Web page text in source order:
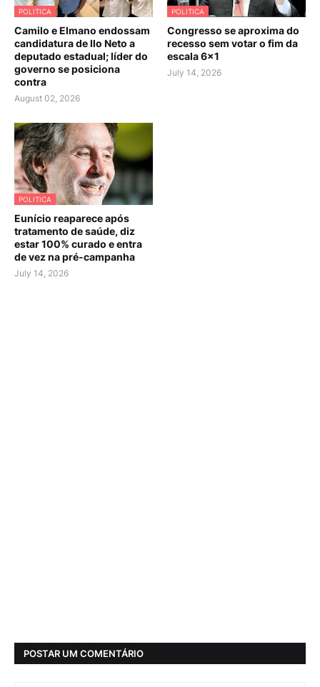
POLITICA
Camilo e Elmano endossam
candidatura de Ilo Neto a
deputado estadual; líder do
governo se posiciona
contra
August 02, 2026
POLITICA
Congresso se aproxima do
recesso sem votar o fim da
escala 6×1
July 14, 2026
POLITICA
Eunício reaparece após
tratamento de saúde, diz
estar 100% curado e entra
de vez na pré-campanha
July 14, 2026
POSTAR UM COMENTÁRIO